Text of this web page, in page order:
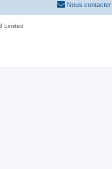
Nous contacter
Limited